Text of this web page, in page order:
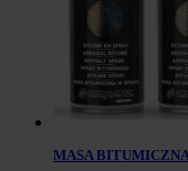
MASA